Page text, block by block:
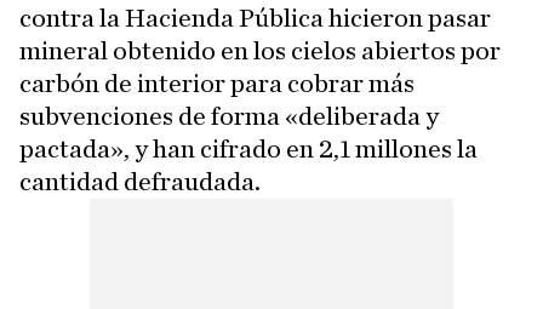
contra la Hacienda Pública hicieron pasar
mineral obtenido en los cielos abiertos por
carbón de interior para cobrar más
subvenciones de forma «deliberada y
pactada», y han cifrado en 2,1 millones la
cantidad defraudada.